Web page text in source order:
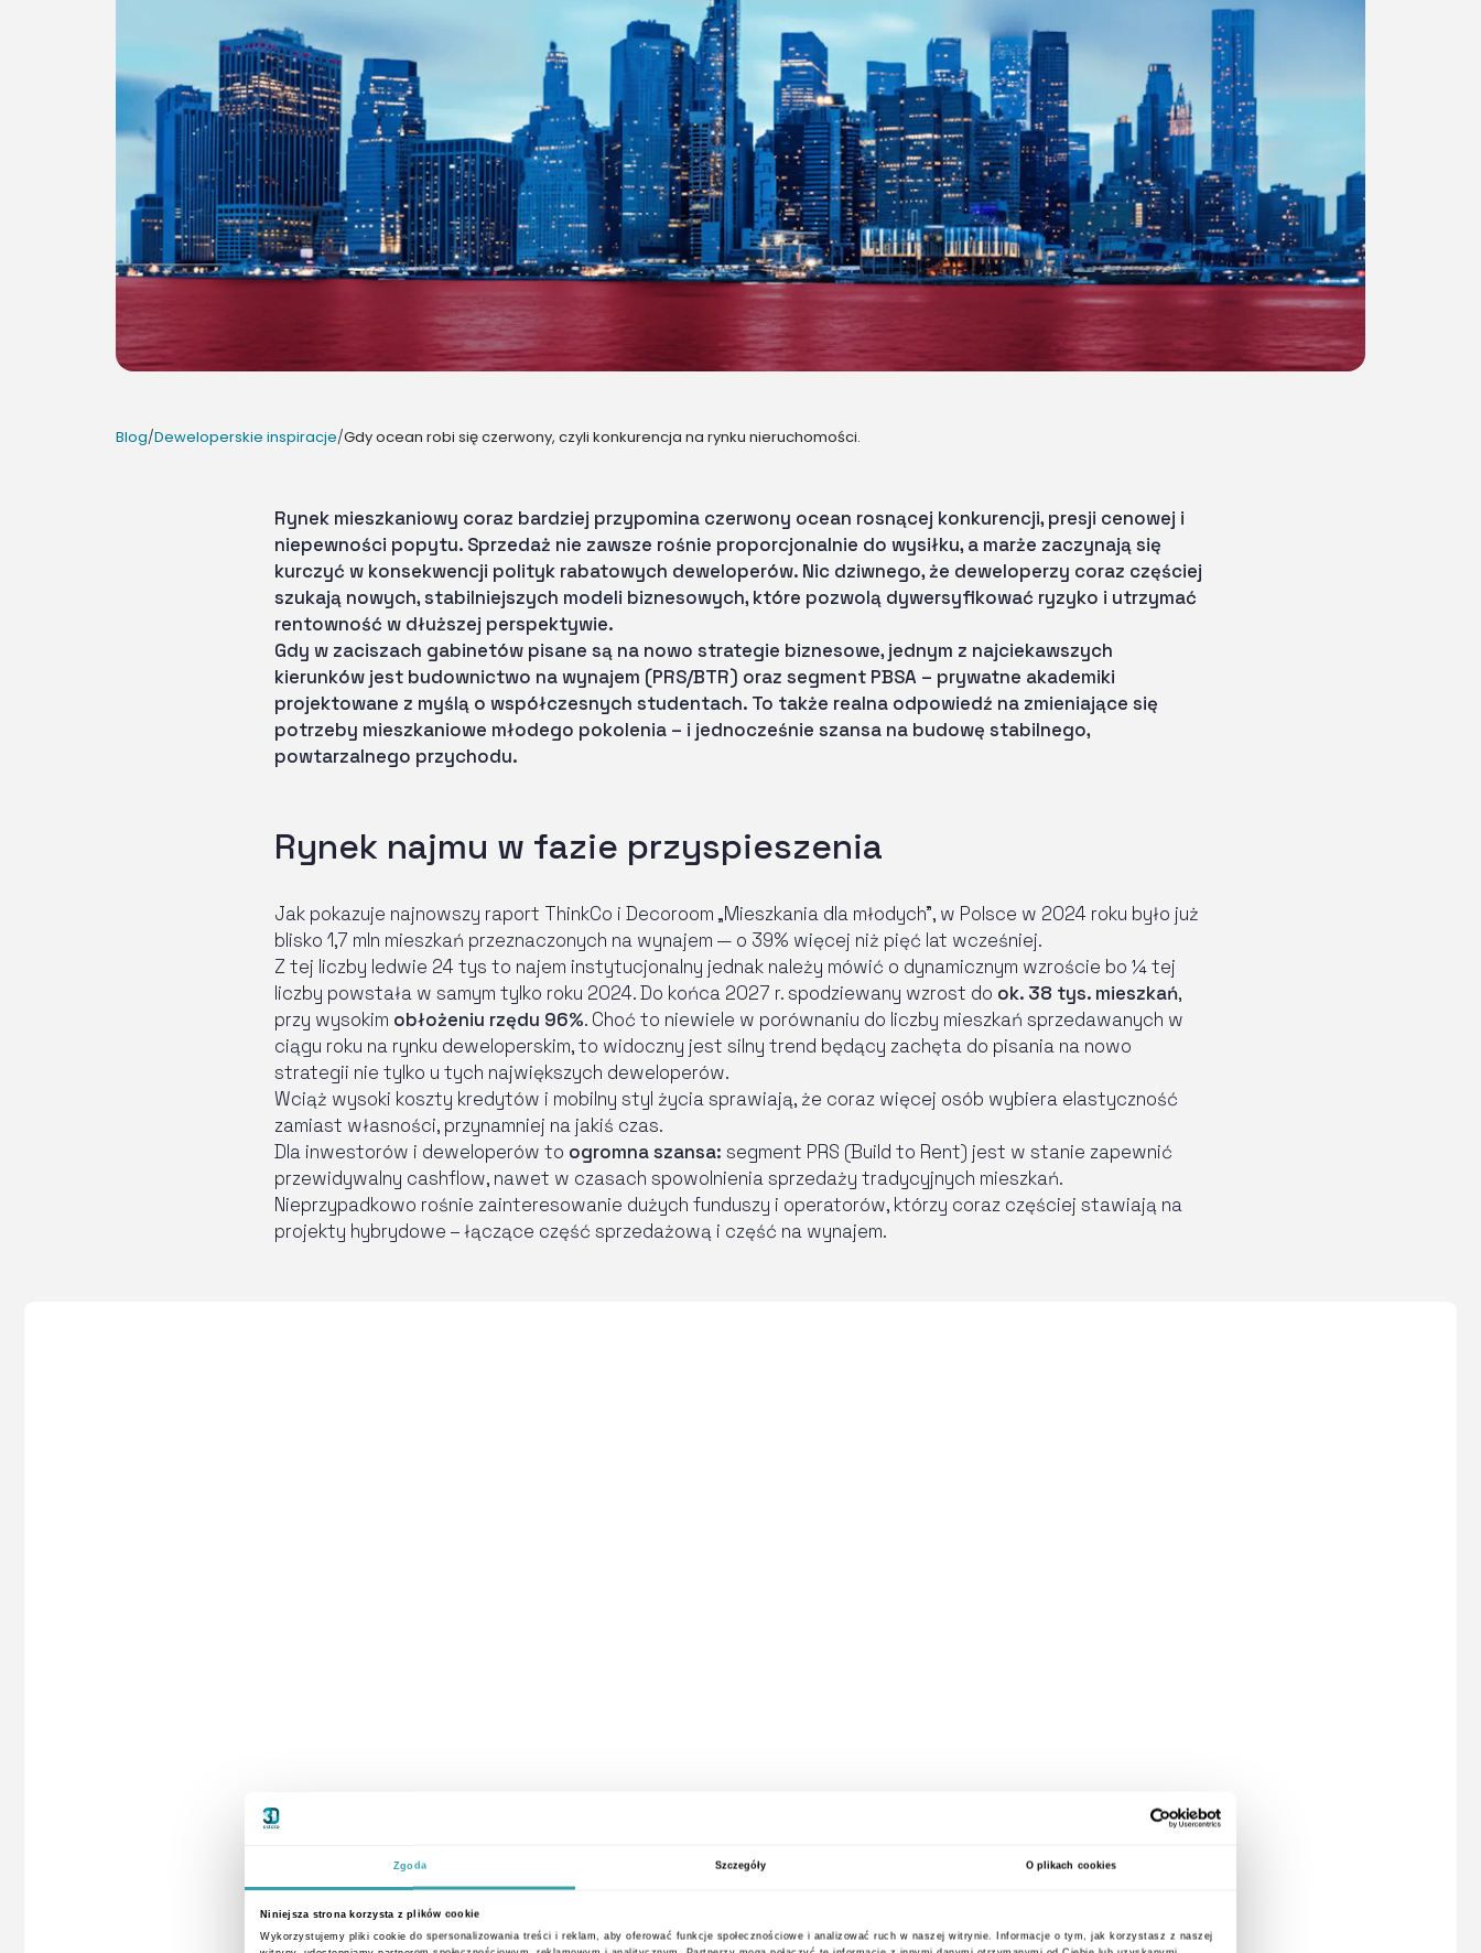
Zgoda Szczegóły O plikach cookies
Niniejsza strona korzysta z plików cookie
Wykorzystujemy pliki cookie do spersonalizowania treści i reklam, aby oferować funkcje społecznościowe i analizować ruch w naszej witrynie. Informacje o tym, jak korzystasz z naszej
Blog/Deweloperskie inspiracje/Gdy ocean robi się czerwony, czyli konkurencja na rynku nieruchomości.
Rynek mieszkaniowy coraz bardziej przypomina czerwony ocean rosnącej konkurencji, presji cenowej i
niepewności popytu. Sprzedaż nie zawsze rośnie proporcjonalnie do wysiłku, a marże zaczynają się
kurczyć w konsekwencji polityk rabatowych deweloperów. Nic dziwnego, że deweloperzy coraz częściej
szukają nowych, stabilniejszych modeli biznesowych, które pozwolą dywersyfikować ryzyko i utrzymać
rentowność w dłuższej perspektywie.
Gdy w zaciszach gabinetów pisane są na nowo strategie biznesowe, jednym z najciekawszych
kierunków jest budownictwo na wynajem (PRS/BTR) oraz segment PBSA – prywatne akademiki
projektowane z myślą o współczesnych studentach. To także realna odpowiedź na zmieniające się
potrzeby mieszkaniowe młodego pokolenia – i jednocześnie szansa na budowę stabilnego,
powtarzalnego przychodu.
Rynek najmu w fazie przyspieszenia
Jak pokazuje najnowszy raport ThinkCo i Decoroom „Mieszkania dla młodych”, w Polsce w 2024 roku było już
blisko 1,7 mln mieszkań przeznaczonych na wynajem — o 39% więcej niż pięć lat wcześniej.
Z tej liczby ledwie 24 tys to najem instytucjonalny jednak należy mówić o dynamicznym wzroście bo ¼ tej
liczby powstała w samym tylko roku 2024. Do końca 2027 r. spodziewany wzrost do ok. 38 tys. mieszkań,
przy wysokim obłożeniu rzędu 96%. Choć to niewiele w porównaniu do liczby mieszkań sprzedawanych w
ciągu roku na rynku deweloperskim, to widoczny jest silny trend będący zachęta do pisania na nowo
strategii nie tylko u tych największych deweloperów.
Wciąż wysoki koszty kredytów i mobilny styl życia sprawiają, że coraz więcej osób wybiera elastyczność
zamiast własności, przynamniej na jakiś czas.
Dla inwestorów i deweloperów to ogromna szansa: segment PRS (Build to Rent) jest w stanie zapewnić
przewidywalny cashflow, nawet w czasach spowolnienia sprzedaży tradycyjnych mieszkań.
Nieprzypadkowo rośnie zainteresowanie dużych funduszy i operatorów, którzy coraz częściej stawiają na
projekty hybrydowe – łączące część sprzedażową i część na wynajem.